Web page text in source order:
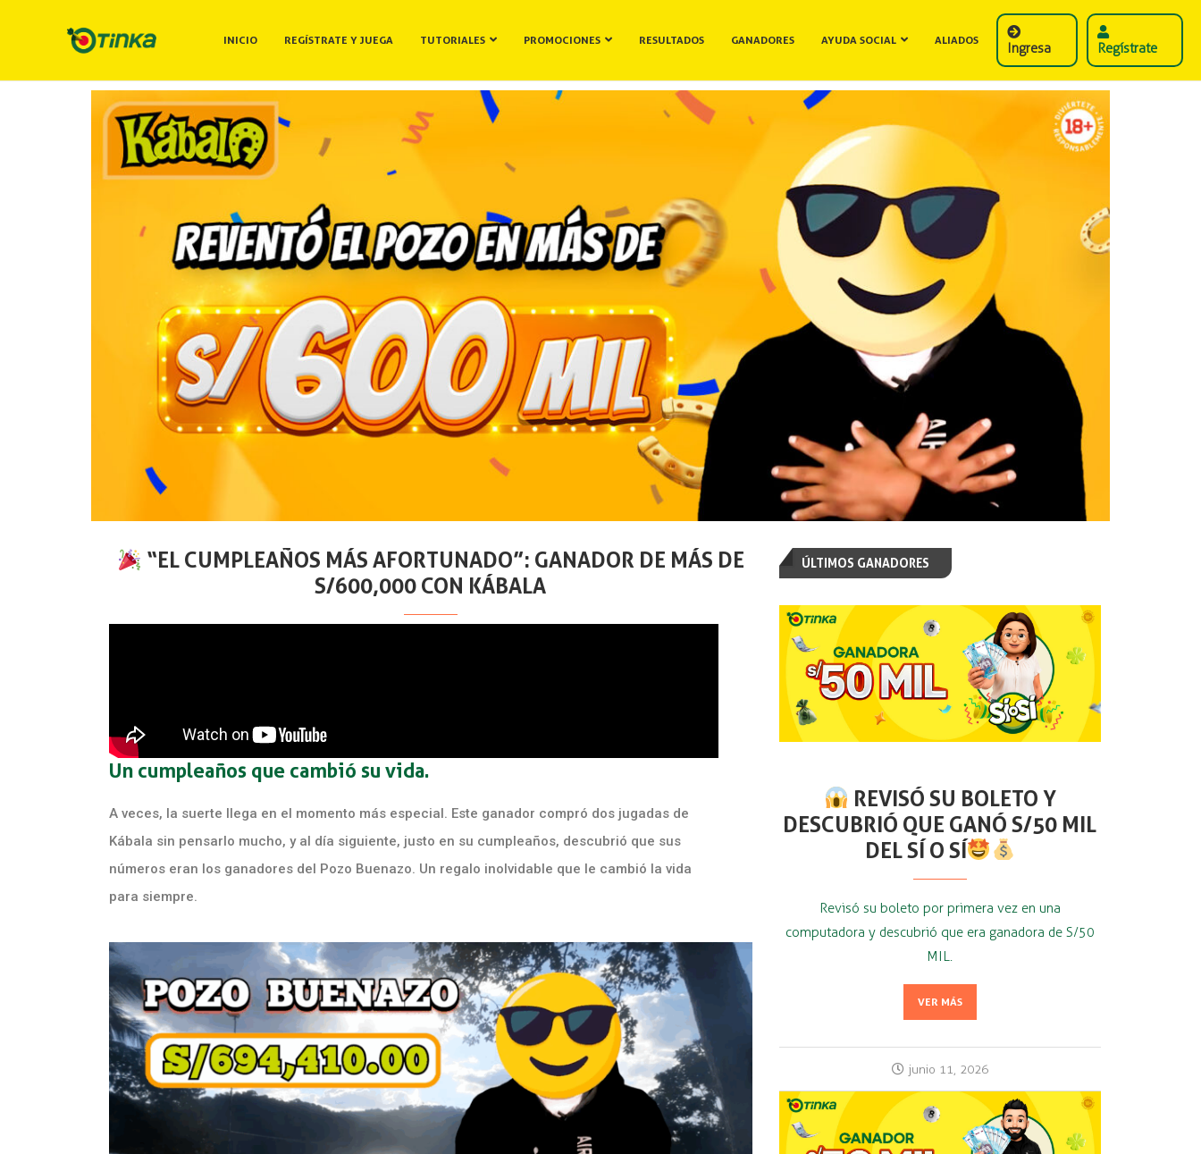
INICIO REGÍSTRATE Y JUEGA TUTORIALES PROMOCIONES RESULTADOS GANADORES AYUDA SOCIAL ALIADOS Ingresa Regístrate
“EL CUMPLEAÑOS MÁS AFORTUNADO”: GANADOR DE MÁS DE
S/600,000 CON KÁBALA
Un cumpleaños que cambió su vida.
A veces, la suerte llega en el momento más especial. Este ganador compró dos jugadas de
Kábala sin pensarlo mucho, y al día siguiente, justo en su cumpleaños, descubrió que sus
números eran los ganadores del Pozo Buenazo. Un regalo inolvidable que le cambió la vida
para siempre.
ÚLTIMOS GANADORES
REVISÓ SU BOLETO Y
DESCUBRIÓ QUE GANÓ S/50 MIL
DEL SÍ O SÍ
Revisó su boleto por primera vez en una
computadora y descubrió que era ganadora de S/50
MIL.
VER MÁS
junio 11, 2026